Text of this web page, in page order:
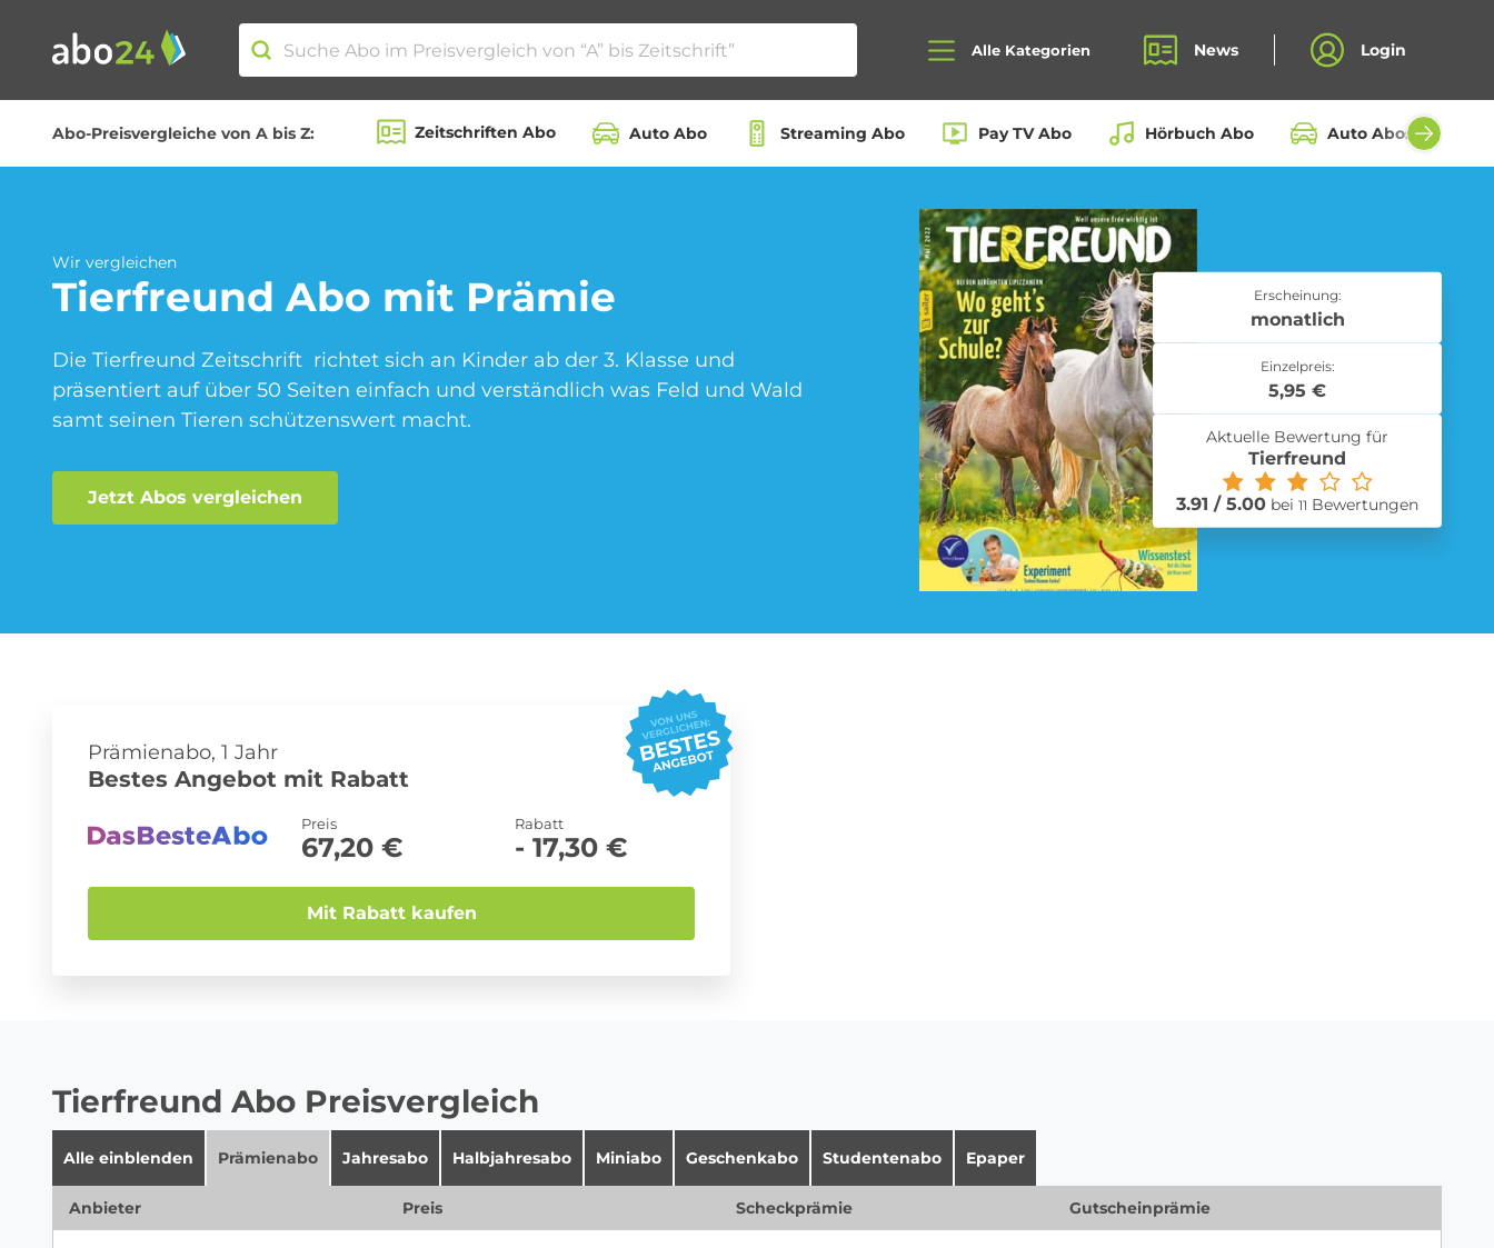
Alle Kategorien News Login
Abo-Preisvergleiche von A bis Z: Zeitschriften Abo Auto Abo Streaming Abo Pay TV Abo Hörbuch Abo Auto Abos aller
Abo-Kategorien
Beauty Box Abo
Blumen Abo Dating App Abo eBook Abo Fahrrad Abo
Fitness Abo Kino Abo Kochbox Abo
Sprachlern App Abo Streaming Abo
Wir vergleichen
Tierfreund Abo mit Prämie
Die Tierfreund Zeitschrift richtet sich an Kinder ab der 3. Klasse und
präsentiert auf über 50 Seiten einfach und verständlich was Feld und Wald
samt seinen Tieren schützenswert macht.
Jetzt Abos vergleichen
Erscheinung:
monatlich
Einzelpreis:
5,95 €
Aktuelle Bewertung für
Tierfreund
3.91 / 5.00 bei 11 Bewertungen
Prämienabo, 1 Jahr
Bestes Angebot mit Rabatt
Preis
67,20 €
Rabatt
- 17,30 €
Mit Rabatt kaufen
Tierfreund Abo Preisvergleich
Alle einblenden Prämienabo Jahresabo Halbjahresabo Miniabo Geschenkabo Studentenabo Epaper
Anbieter Preis Scheckprämie Gutscheinprämie